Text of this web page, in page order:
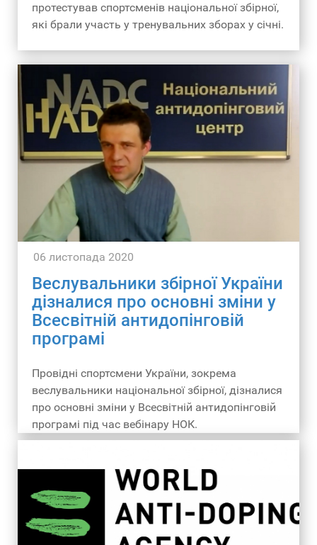
протестував спортсменів національної збірної,
які брали участь у тренувальних зборах у січні.
06 листопада 2020
Веслувальники збірної України
дізналися про основні зміни у
Всесвітній антидопінговій
програмі
Провідні спортсмени України, зокрема
веслувальники національної збірної, дізналися
про основні зміни у Всесвітній антидопінговій
програмі під час вебінару НОК.